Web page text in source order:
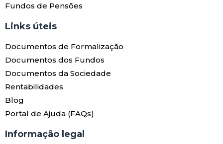
Fundos de Pensões
Links úteis​
Documentos de Formalização
Documentos dos Fundos
Documentos da Sociedade
Rentabilidades
Blog
Portal de Ajuda (FAQs)
Informação legal